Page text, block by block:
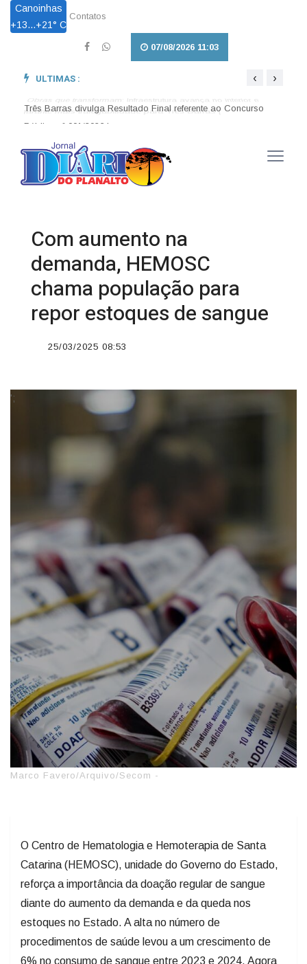
Canoinhas
+13...+21° C
Contatos
07/08/2026 11:03
ULTIMAS :
Público nº 001/2026 |
Obras que transformam: Infraestrutura avança no interior e
garante mais trafegabilidade para Três Barras |
‹ ›
Com aumento na
demanda, HEMOSC
chama população para
repor estoques de sangue
25/03/2025 08:53
';
Marco Favero/Arquivo/Secom -
O Centro de Hematologia e Hemoterapia de Santa
Catarina (HEMOSC), unidade do Governo do Estado,
reforça a importância da doação regular de sangue
diante do aumento da demanda e da queda nos
estoques no Estado. A alta no número de
procedimentos de saúde levou a um crescimento de
6% no consumo de sangue entre 2023 e 2024. Agora